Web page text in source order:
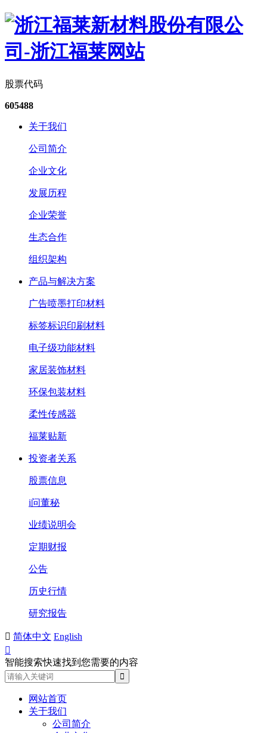
股票代码
605488
关于我们
公司简介
企业文化
发展历程
企业荣誉
生态合作
组织架构
产品与解决方案
广告喷墨打印材料
标签标识印刷材料
电子级功能材料
家居装饰材料
环保包装材料
柔性传感器
福莱贴新
投资者关系
股票信息
i问董秘
业绩说明会
定期财报
公告
历史行情
研究报告
 简体中文 English

智能搜索快速找到您需要的内容
网站首页
关于我们
公司简介